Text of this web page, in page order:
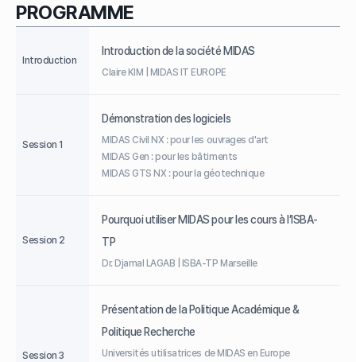
PROGRAMME
Introduction
Introduction de la société MIDAS
Claire KIM | MIDAS IT EUROPE
Session 1
Démonstration des logiciels
MIDAS Civil NX : pour les ouvrages d'art
MIDAS Gen : pour les bâtiments
MIDAS GTS NX : pour la géotechnique
Session 2
Pourquoi utiliser MIDAS pour les cours à l’ISBA-
TP
Dr. Djamal LAGAB | ISBA-TP Marseille
Session 3
Présentation de la Politique Académique &
Politique Recherche
Universités utilisatrices de MIDAS en Europe